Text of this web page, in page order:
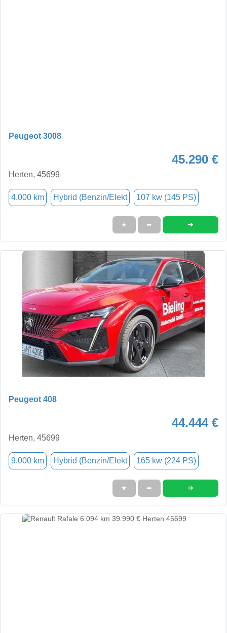
Peugeot 3008
45.290 €
Herten, 45699
4.000 km Hybrid (Benzin/Elekt 107 kw (145 PS)
★ ➦ ➜
Peugeot 408
44.444 €
Herten, 45699
9.000 km Hybrid (Benzin/Elekt 165 kw (224 PS)
★ ➦ ➜